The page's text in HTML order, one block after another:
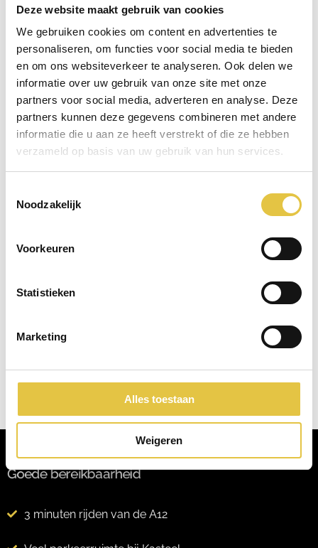
Deze website maakt gebruik van cookies
We gebruiken cookies om content en advertenties te
personaliseren, om functies voor social media te bieden
en om ons websiteverkeer te analyseren. Ook delen we
informatie over uw gebruik van onze site met onze
partners voor social media, adverteren en analyse. Deze
partners kunnen deze gegevens combineren met andere
informatie die u aan ze heeft verstrekt of die ze hebben
verzameld op basis van uw gebruik van hun services.
Noodzakelijk
Voorkeuren
Statistieken
Marketing
Alles toestaan
Weigeren
Onze brochure
event en bent u benieuwd naar de verschillende
mogelijkheden bij Kasteel Woerden? Download dan nu
onze brochure en kom meer te weten over de locatie,
de zalen, de capaciteiten, het eten/drinken en meer
Goede bereikbaarheid
3 minuten rijden van de A12